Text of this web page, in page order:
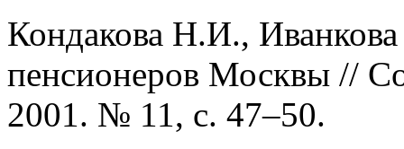
Кондакова Н.И.,
пенсионеров Москвы //
2001. № 11, с. 47–50.